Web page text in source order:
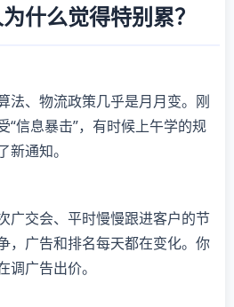
什么觉得特别累？
法、物流政策几乎是月月变。刚
“信息暴击”，有时候上午学的规
新通知。
广交会、平时慢慢跟进客户的节
，广告和排名每天都在变化。你
调广告出价。